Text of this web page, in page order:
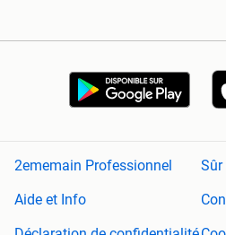
2ememain Professionnel
Sûr
Aide et Info